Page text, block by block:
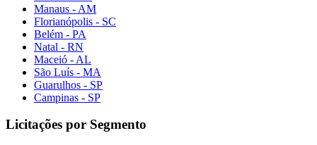
Manaus - AM
Florianópolis - SC
Belém - PA
Natal - RN
Maceió - AL
São Luís - MA
Guarulhos - SP
Campinas - SP
Licitações por Segmento